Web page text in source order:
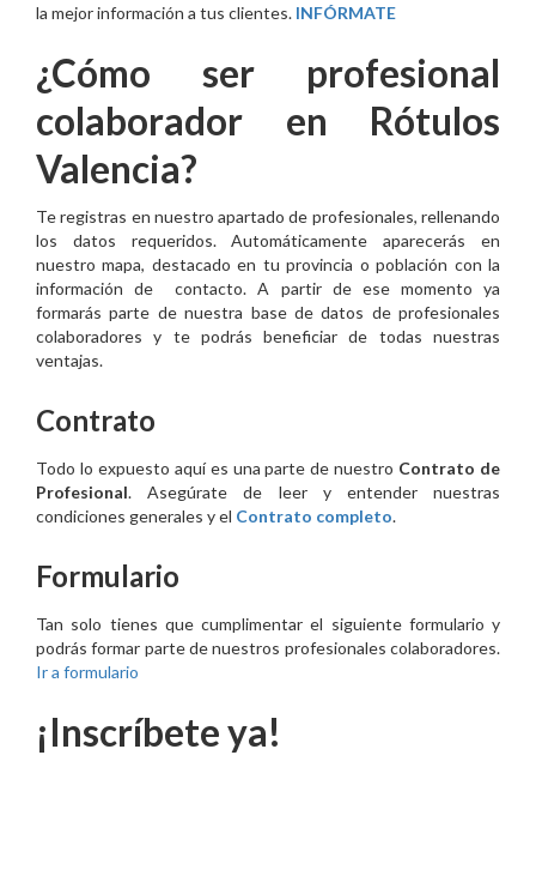
la mejor información a tus clientes. INFÓRMATE
¿Cómo ser profesional
colaborador en Rótulos
Valencia?
Te registras en nuestro apartado de profesionales, rellenando
los datos requeridos. Automáticamente aparecerás en
nuestro mapa, destacado en tu provincia o población con la
información de contacto. A partir de ese momento ya
formarás parte de nuestra base de datos de profesionales
colaboradores y te podrás beneficiar de todas nuestras
ventajas.
Contrato
Todo lo expuesto aquí es una parte de nuestro Contrato de
Profesional. Asegúrate de leer y entender nuestras
condiciones generales y el Contrato completo.
Formulario
Tan solo tienes que cumplimentar el siguiente formulario y
podrás formar parte de nuestros profesionales colaboradores.
Ir a formulario
¡Inscríbete ya!